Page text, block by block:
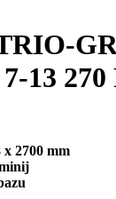
13 270
x 2700 mm